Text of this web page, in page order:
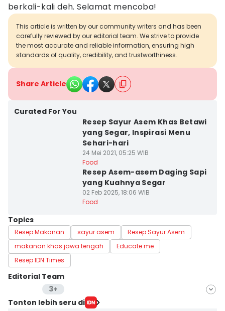
berkali-kali deh. Selamat mencoba!
This article is written by our community writers and has been
carefully reviewed by our editorial team. We strive to provide
the most accurate and reliable information, ensuring high
standards of quality, credibility, and trustworthiness.
Share Article
Curated For You
Resep Sayur Asem Khas Betawi
yang Segar, Inspirasi Menu
Sehari-hari
24 Mei 2021, 05:25 WIB
Food
Resep Asem-asem Daging Sapi
yang Kuahnya Segar
02 Feb 2025, 18:06 WIB
Food
Topics
Resep Makanan sayur asem
Resep Sayur Asem
makanan khas jawa tengah
Educate me
Resep IDN Times
Editorial Team
3+
Editor
Tonton lebih seru di